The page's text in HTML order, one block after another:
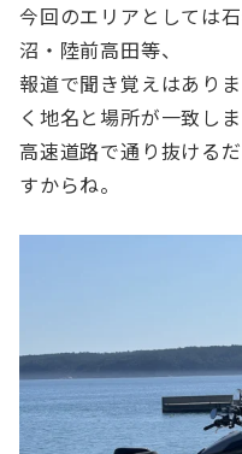
今回のエリアとしては
沼・陸前高田等、
報道で聞き覚えはあり
く地名と場所が一致しま
高速道路で通り抜ける
すからね。